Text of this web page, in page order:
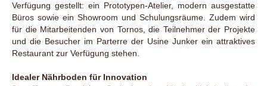
Verfügung gestellt: ein Prototypen-Atelier, modern ausgestatte
Büros sowie ein Showroom und Schulungsräume. Zudem wird
für die Mitarbeitenden von Tornos, die Teilnehmer der Projekte
und die Besucher im Parterre der Usine Junker ein attraktives
Restaurant zur Verfügung stehen.
Idealer Nährboden für Innovation